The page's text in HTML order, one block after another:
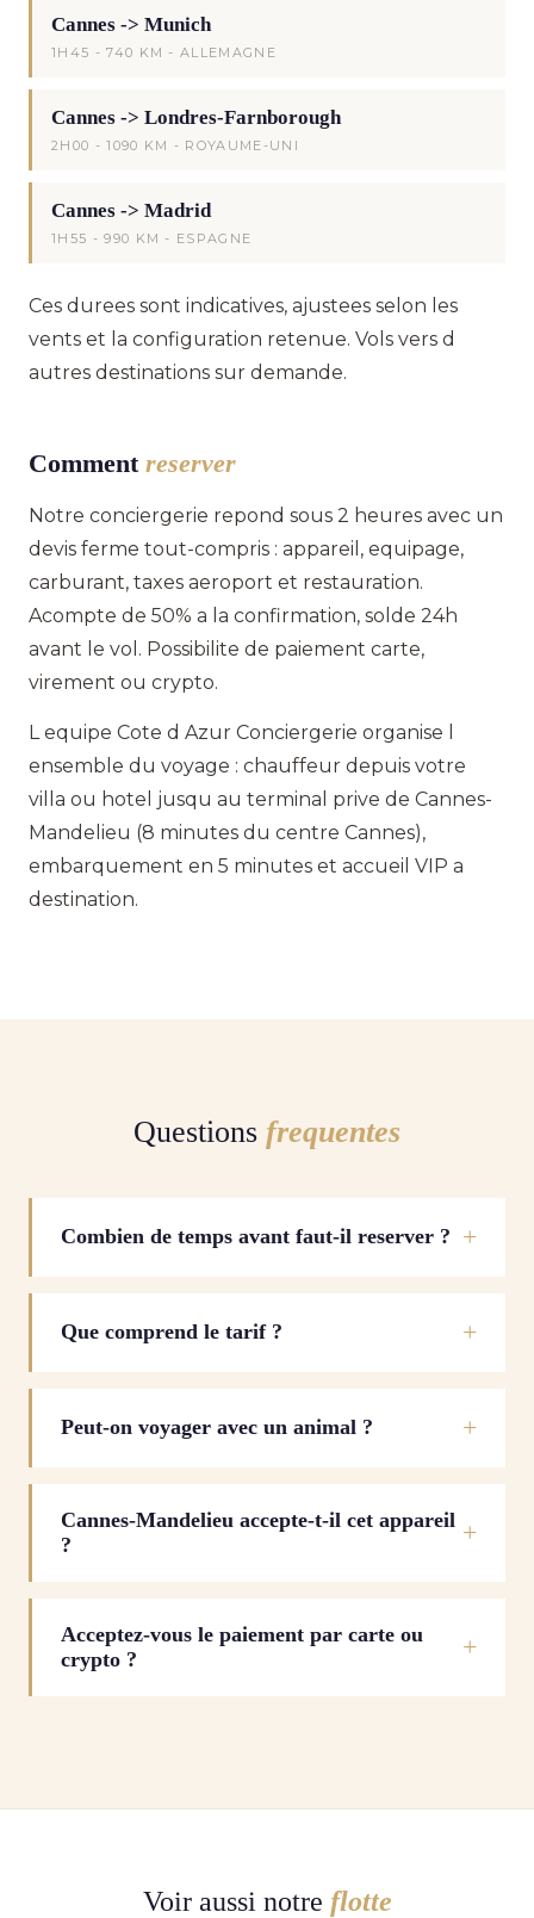
Cannes -> Munich
1H45 - 740 KM - ALLEMAGNE
Cannes -> Londres-Farnborough
2H00 - 1090 KM - ROYAUME-UNI
Cannes -> Madrid
1H55 - 990 KM - ESPAGNE
Ces durees sont indicatives, ajustees selon les
vents et la configuration retenue. Vols vers d
autres destinations sur demande.
Comment reserver
Notre conciergerie repond sous 2 heures avec un
devis ferme tout-compris : appareil, equipage,
carburant, taxes aeroport et restauration.
Acompte de 50% a la confirmation, solde 24h
avant le vol. Possibilite de paiement carte,
virement ou crypto.
L equipe Cote d Azur Conciergerie organise l
ensemble du voyage : chauffeur depuis votre
villa ou hotel jusqu au terminal prive de Cannes-
Mandelieu (8 minutes du centre Cannes),
embarquement en 5 minutes et accueil VIP a
destination.
Questions frequentes
Combien de temps avant faut-il reserver ?
Que comprend le tarif ?
Peut-on voyager avec un animal ?
Cannes-Mandelieu accepte-t-il cet appareil
?
Acceptez-vous le paiement par carte ou
crypto ?
Voir aussi notre flotte